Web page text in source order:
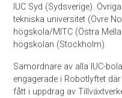
IUC Syd (Sydsverige).
tekniska universitet (Övre
högskola/MITC (Östra
högskolan (Stockholm).
Samordnare av alla IUC-
engagerade i Robotlyftet
fått i uppdrag av